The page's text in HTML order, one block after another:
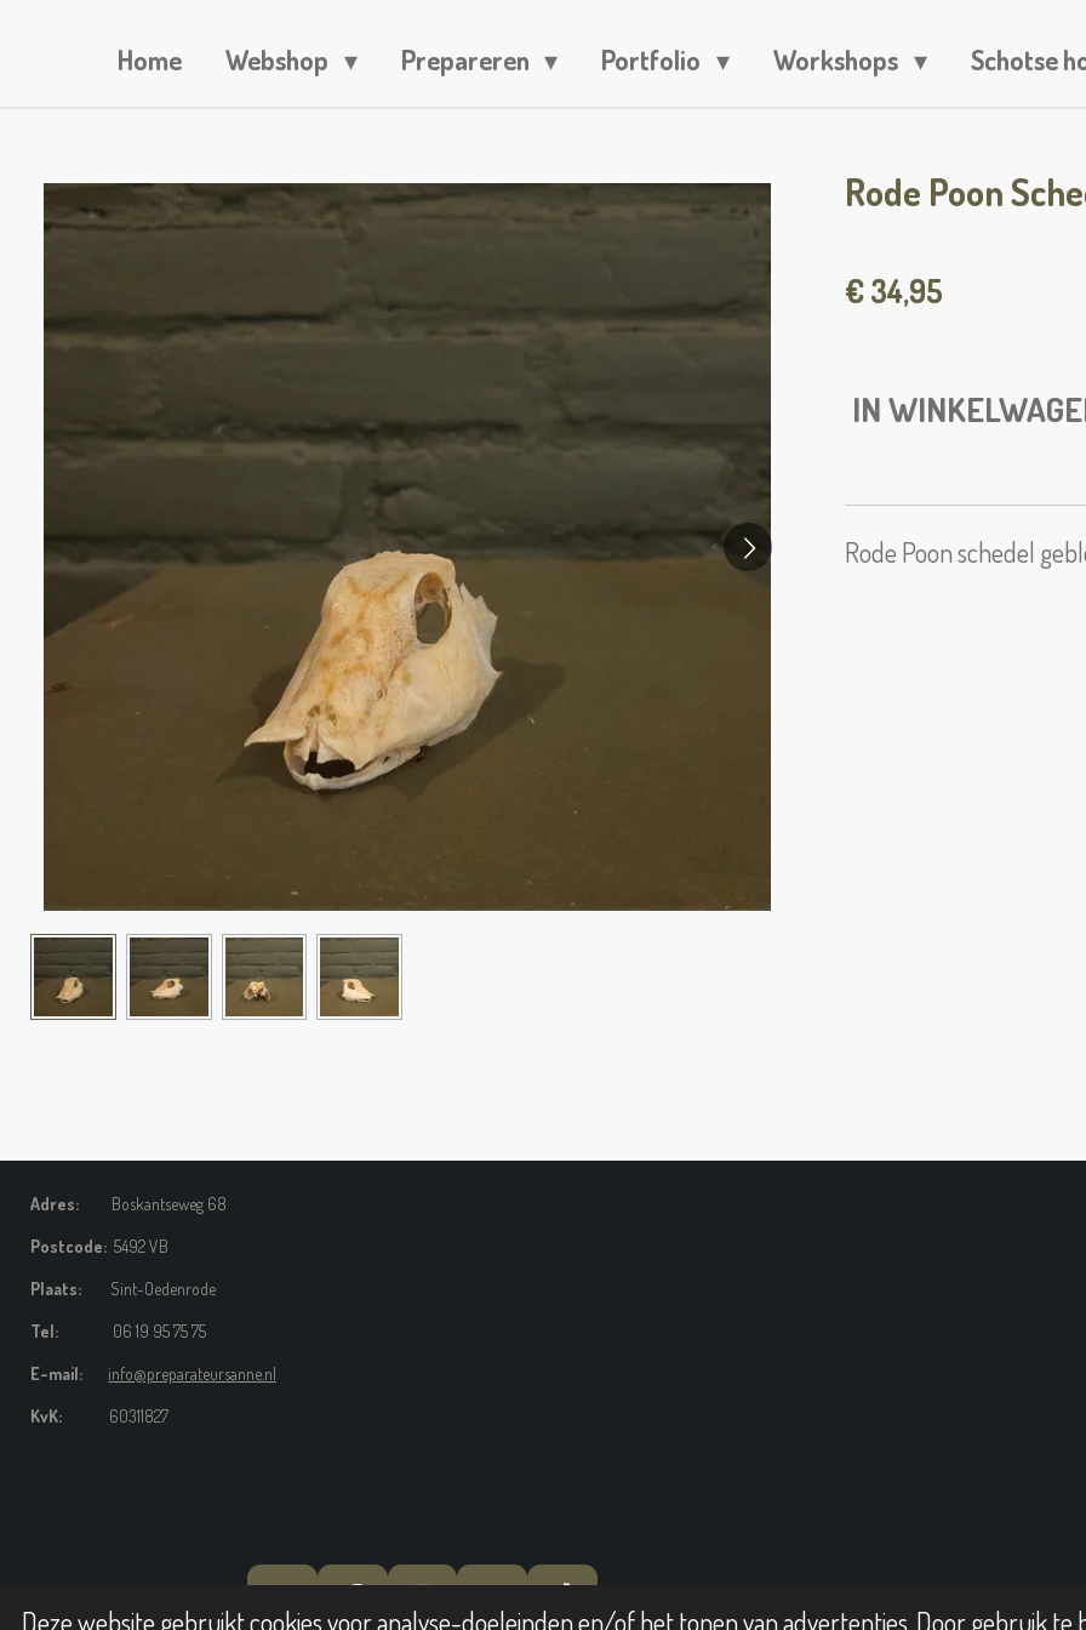
Deze website gebruikt cookies voor analyse-doeleinden en/of het tonen van advertenties. Door gebruik te
Home Webshop Prepareren Portfolio Workshops Schotse
Rode Poon
€ 34,95
IN
Rode Poon schedel
Adres: Boskantseweg 68
Postcode: 5492 VB
Plaats: Sint-Oedenrode
Tel: 06 19 95 75 75
E-mail: info@preparateursanne.nl
KvK: 60311827
Y
F
I
W
T